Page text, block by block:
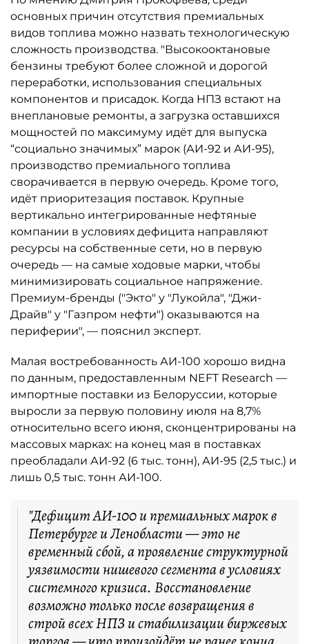
основных причин отсутствия премиальных
видов топлива можно назвать технологическую
сложность производства. "Высокооктановые
бензины требуют более сложной и дорогой
переработки, использования специальных
компонентов и присадок. Когда НПЗ встают на
внеплановые ремонты, а загрузка оставшихся
мощностей по максимуму идёт для выпуска
“социально значимых” марок (АИ-92 и АИ-95),
производство премиального топлива
сворачивается в первую очередь. Кроме того,
идёт приоритезация поставок. Крупные
вертикально интегрированные нефтяные
компании в условиях дефицита направляют
ресурсы на собственные сети, но в первую
очередь — на самые ходовые марки, чтобы
минимизировать социальное напряжение.
Премиум-бренды ("Экто" у "Лукойла", "Джи-
Драйв" у "Газпром нефти") оказываются на
периферии", — пояснил эксперт.
Малая востребованность АИ-100 хорошо видна
по данным, предоставленным NEFT Research —
импортные поставки из Белоруссии, которые
выросли за первую половину июля на 8,7%
относительно всего июня, сконцентрированы на
массовых марках: на конец мая в поставках
преобладали АИ-92 (6 тыс. тонн), АИ-95 (2,5 тыс.) и
лишь 0,5 тыс. тонн АИ-100.
"Дефицит АИ-100 и премиальных марок в
Петербурге и Ленобласти — это не
временный сбой, а проявление структурной
уязвимости нишевого сегмента в условиях
системного кризиса. Восстановление
возможно только после возвращения в
строй всех НПЗ и стабилизации биржевых